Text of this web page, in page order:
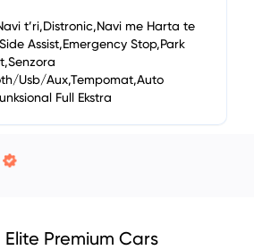
t’ri,Distronic,Navi me Harta te
Assist,Emergency Stop,Park
Usb/Aux,Tempomat,Auto
Full Ekstra
Premium Cars